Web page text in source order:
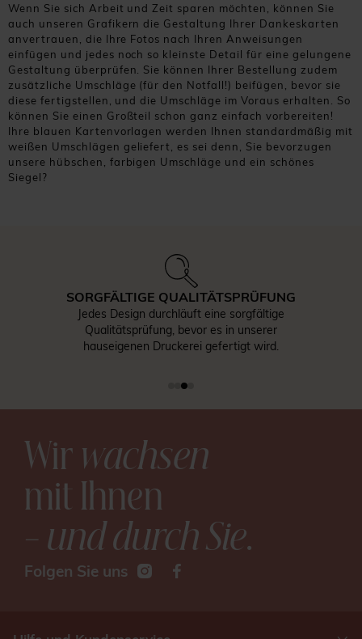
Wenn Sie sich Arbeit und Zeit sparen möchten, können Sie
auch unseren Grafikern die Gestaltung Ihrer Dankeskarten
anvertrauen, die Ihre Fotos nach Ihren Anweisungen
einfügen und jedes noch so kleinste Detail für eine gelungene
Gestaltung überprüfen. Sie können Ihrer Bestellung zudem
zusätzliche Umschläge (für den Notfall!) beifügen, bevor sie
diese fertigstellen, und die Umschläge im Voraus erhalten. So
können Sie einen Großteil schon ganz einfach vorbereiten!
Ihre blauen Kartenvorlagen werden Ihnen standardmäßig mit
weißen Umschlägen geliefert, es sei denn, Sie bevorzugen
unsere hübschen, farbigen Umschläge und ein schönes
Siegel?
SORGFÄLTIGE QUALITÄTSPRÜFUNG
Jedes Design durchläuft eine sorgfältige
Qualitätsprüfung, bevor es in unserer
hauseigenen Druckerei gefertigt wird.
Wirwachsen
mit Ihnen
– und durch Sie.
Folgen Sie uns